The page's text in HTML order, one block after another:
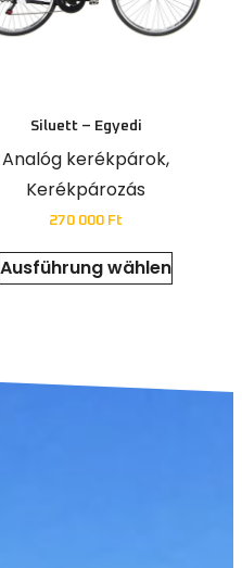
Siluett – Egyedi
Analóg kerékpárok,
Kerékpározás
270 000 Ft
Ausführung wählen